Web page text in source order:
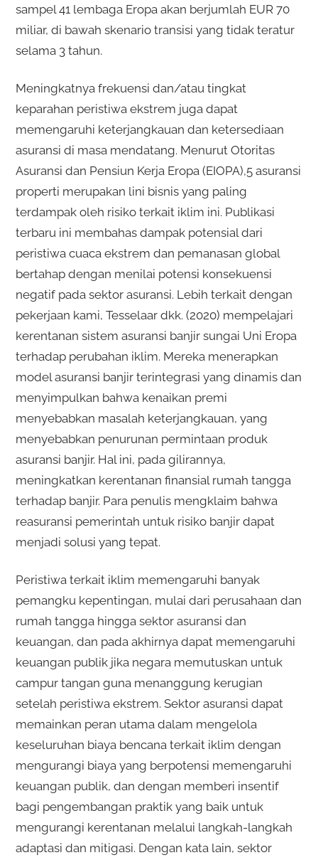
sampel 41 lembaga Eropa akan berjumlah EUR 70
miliar, di bawah skenario transisi yang tidak teratur
selama 3 tahun.
Meningkatnya frekuensi dan/atau tingkat
keparahan peristiwa ekstrem juga dapat
memengaruhi keterjangkauan dan ketersediaan
asuransi di masa mendatang. Menurut Otoritas
Asuransi dan Pensiun Kerja Eropa (EIOPA),5 asuransi
properti merupakan lini bisnis yang paling
terdampak oleh risiko terkait iklim ini. Publikasi
terbaru ini membahas dampak potensial dari
peristiwa cuaca ekstrem dan pemanasan global
bertahap dengan menilai potensi konsekuensi
negatif pada sektor asuransi. Lebih terkait dengan
pekerjaan kami, Tesselaar dkk. (2020) mempelajari
kerentanan sistem asuransi banjir sungai Uni Eropa
terhadap perubahan iklim. Mereka menerapkan
model asuransi banjir terintegrasi yang dinamis dan
menyimpulkan bahwa kenaikan premi
menyebabkan masalah keterjangkauan, yang
menyebabkan penurunan permintaan produk
asuransi banjir. Hal ini, pada gilirannya,
meningkatkan kerentanan finansial rumah tangga
terhadap banjir. Para penulis mengklaim bahwa
reasuransi pemerintah untuk risiko banjir dapat
menjadi solusi yang tepat.
Peristiwa terkait iklim memengaruhi banyak
pemangku kepentingan, mulai dari perusahaan dan
rumah tangga hingga sektor asuransi dan
keuangan, dan pada akhirnya dapat memengaruhi
keuangan publik jika negara memutuskan untuk
campur tangan guna menanggung kerugian
setelah peristiwa ekstrem. Sektor asuransi dapat
memainkan peran utama dalam mengelola
keseluruhan biaya bencana terkait iklim dengan
mengurangi biaya yang berpotensi memengaruhi
keuangan publik, dan dengan memberi insentif
bagi pengembangan praktik yang baik untuk
mengurangi kerentanan melalui langkah-langkah
adaptasi dan mitigasi. Dengan kata lain, sektor